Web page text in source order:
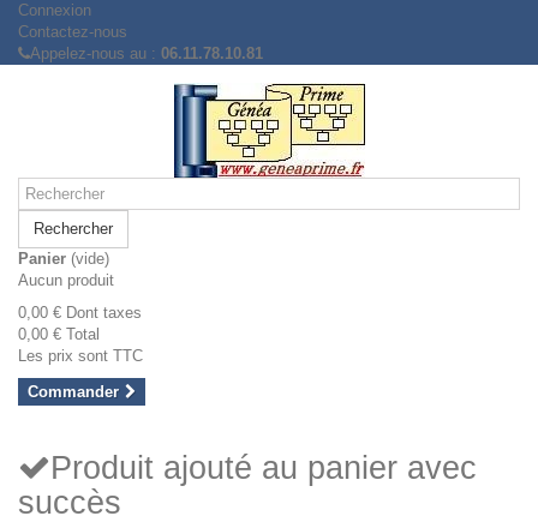
Connexion
Contactez-nous
Appelez-nous au : 06.11.78.10.81
Rechercher
Panier (vide)
Aucun produit
0,00 € Dont taxes
0,00 € Total
Les prix sont TTC
Commander
Produit ajouté au panier avec
succès